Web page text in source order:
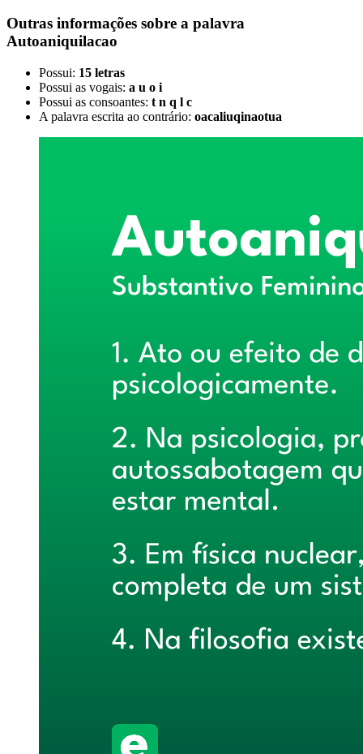
Outras informações sobre a palavra
Autoaniquilacao
Possui: 15 letras
Possui as vogais: a u o i
Possui as consoantes: t n q l c
A palavra escrita ao contrário: oacaliuqinaotua